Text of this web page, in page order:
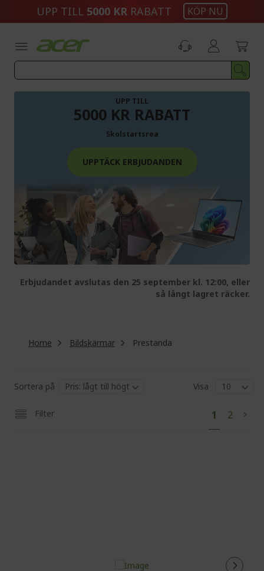
UPP TILL 5000 KR RABATT KÖP NU
UPP TILL
5000 KR RABATT
Skolstartsrea
UPPTÄCK ERBJUDANDEN
Erbjudandet avslutas den 25 september kl. 12:00, eller
så långt lagret räcker.
Home Bildskärmar Prestanda
Sortera på Visa
Filter
You're
currently
1 Page
2 Page
Next